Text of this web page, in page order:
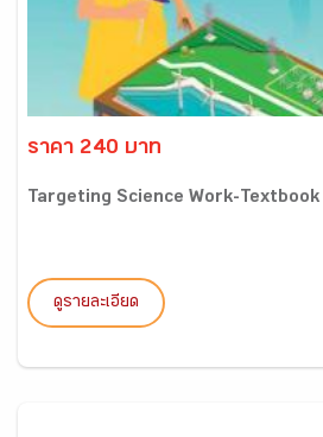
ราคา 240 บาท
Targeting Science Work-Textbook
ดูรายละเอียด